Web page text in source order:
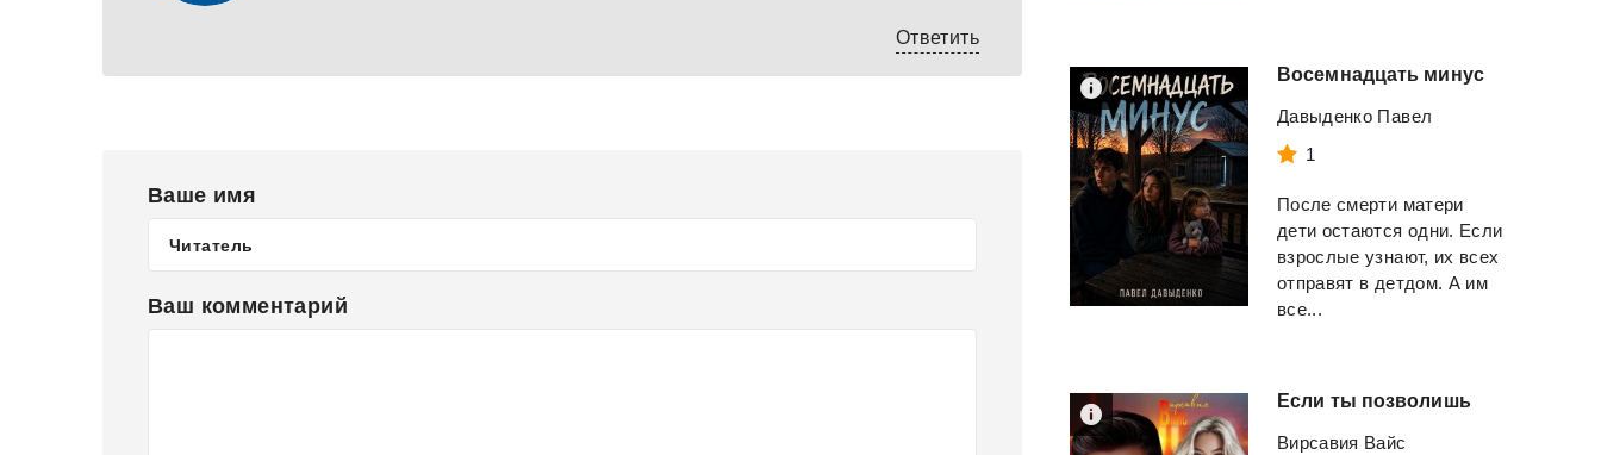
Ответить
Ваше имя
Ваш комментарий
Восемнадцать минус
Давыденко Павел
1
После смерти матери
дети остаются одни. Если
взрослые узнают, их всех
отправят в детдом. А им
все...
Если ты позволишь
Вирсавия Вайс